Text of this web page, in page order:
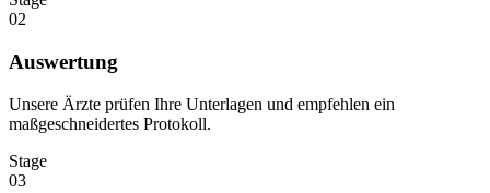
02
Auswertung
Unsere Ärzte prüfen Ihre Unterlagen und empfehlen ein
maßgeschneidertes Protokoll.
Stage
03